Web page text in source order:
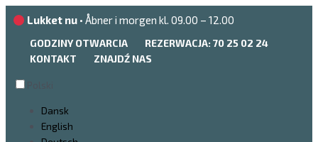
Przejdź
do
Lukket nu • Åbner i morgen kl. 09.00 – 12.00
GODZINY OTWARCIA
REZERWACJA: 70 25 02 24
KONTAKT
ZNAJDŹ NAS
Dansk
English